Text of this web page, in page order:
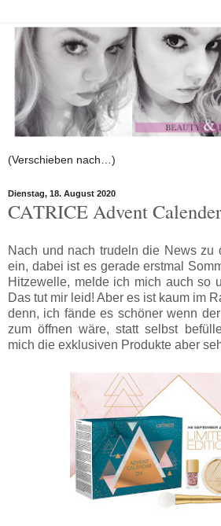
Dienstag, 18. August 2020
CATRICE Advent
Nach und nach trudeln die News zu
ein, dabei ist es gerade erstmal
Hitzewelle, melde ich mich auch so
Das tut mir leid! Aber es ist kaum im
denn, ich fände es schöner wenn
zum öffnen wäre, statt selbst
mich die exklusiven Produkte aber